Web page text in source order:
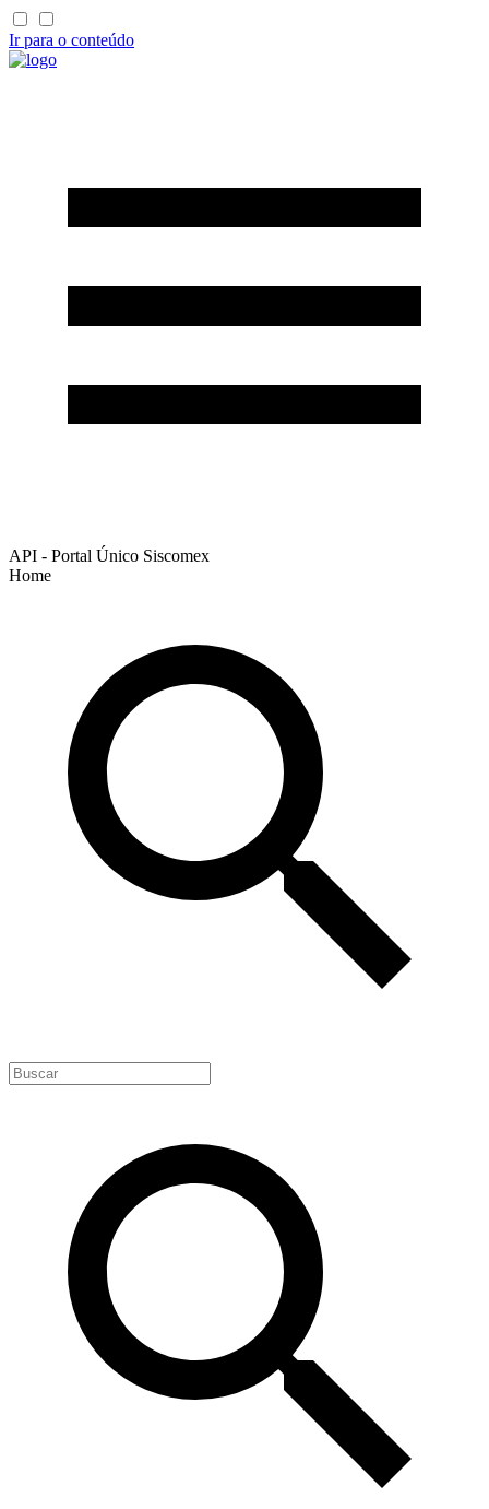
Ir para o conteúdo
API - Portal Único Siscomex
Home